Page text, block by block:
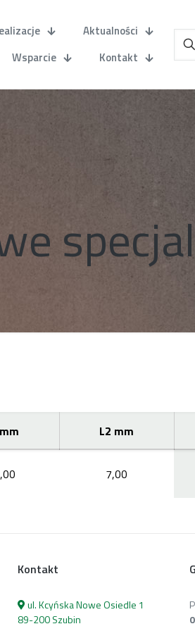
Aktualności
Wsparcie
Kontakt
L2 mm
7,00
Kontakt
ul. Kcyńska Nowe Osiedle 1
89-200 Szubin